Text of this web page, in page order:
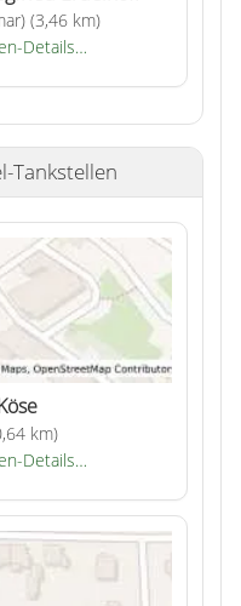
(3,46 km)
Details…
Tankstellen
km)
Details…